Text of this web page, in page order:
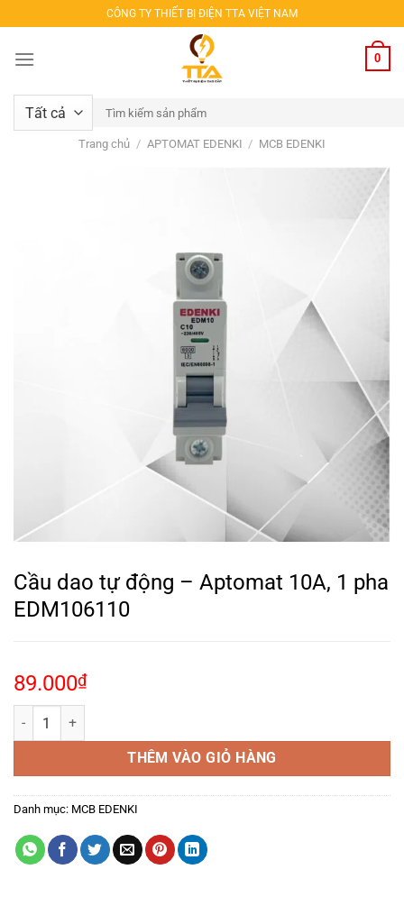
qua
nội
CÔNG TY THIẾT BỊ ĐIỆN TTA VIỆT NAM
0
Tìm
kiếm:
Trang chủ / APTOMAT EDENKI / MCB EDENKI
Cầu dao tự động – Aptomat 10A, 1 pha
EDM106110
89.000₫
Cầu dao tự động – Aptomat 10A, 1 pha EDM106110 số lượng
THÊM VÀO GIỎ HÀNG
Danh mục: MCB EDENKI